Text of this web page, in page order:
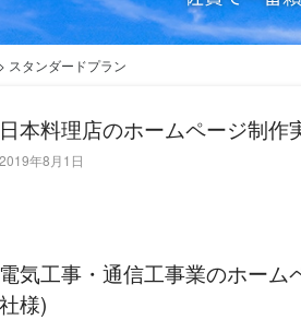
> スタンダードプラン
日本料理店のホームページ制作
2019年8月1日
電気工事・通信工事業のホー
社様)